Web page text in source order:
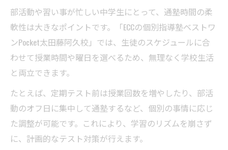
部活動や習い事が忙しい中学生にとって、通塾時間の柔
軟性は大きなポイントです。「ECCの個別指導塾ベストワ
ンPocket太田藤阿久校」では、生徒のスケジュールに合
わせて授業時間や曜日を選べるため、無理なく学校生活
と両立できます。
たとえば、定期テスト前は授業回数を増やしたり、部活
動のオフ日に集中して通塾するなど、個別の事情に応じ
た調整が可能です。これにより、学習のリズムを崩さず
に、計画的なテスト対策が行えます。